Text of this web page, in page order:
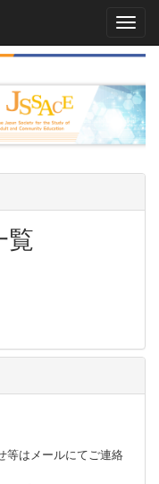
覧
等はメールにてご連絡